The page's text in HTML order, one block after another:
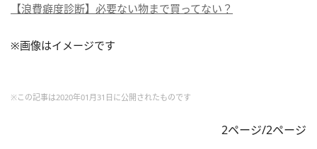
【浪費癖度診断】必要ない物まで買ってない？
※画像はイメージです
※この記事は2020年01月31日に公開されたものです
2ページ/2ページ